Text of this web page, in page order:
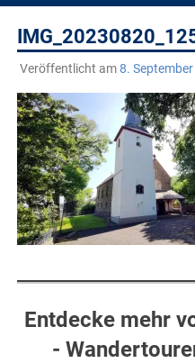
Veröffentlicht am8.
Entdecke mehr
-